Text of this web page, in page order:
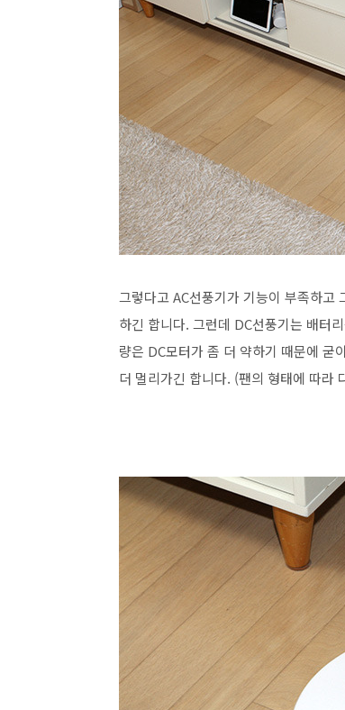
그렇다고 AC선풍기가 기능이 부족하고
하긴 합니다. 그런데 DC선풍기는 배터
량은 DC모터가 좀 더 약하기 때문에 굳
더 멀리가긴 합니다. (팬의 형태에 따라